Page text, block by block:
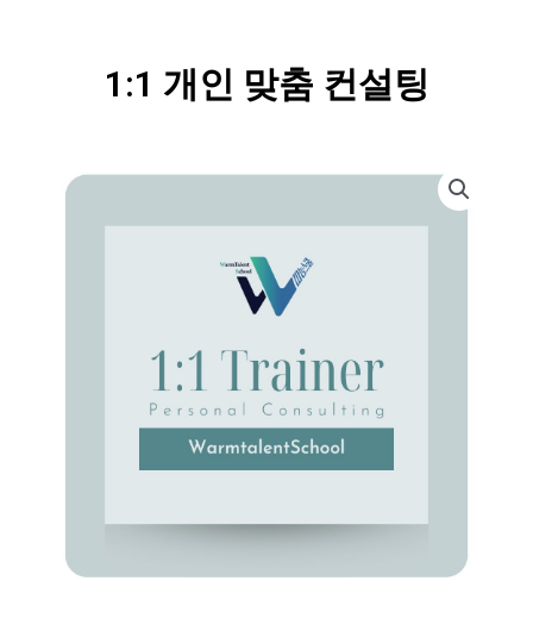
1:1 개인 맞춤 컨설팅